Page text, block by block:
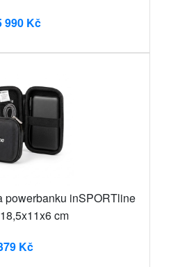
990 Kč
powerbanku inSPORTline
cm
Kč